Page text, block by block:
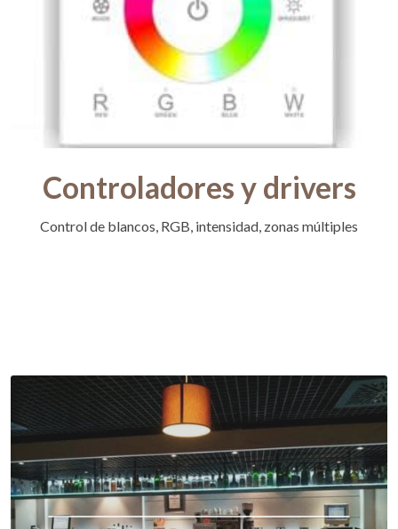
Controladores y drivers
Control de blancos, RGB, intensidad, zonas múltiples